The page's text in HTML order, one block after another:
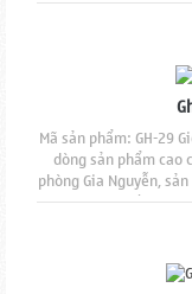
nhiên 100% sơn phủ
Mã sản phẩm: GH-29
dòng sản phẩm
phòng Gia Nguyễn,
mã đẹp, độ bền
nhiên 100% sơn phủ